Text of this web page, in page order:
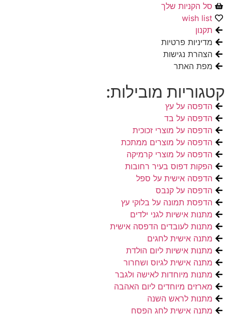
סל הקניות שלך
wish list
תקנון
מדיניות פרטיות
הצהרת נגישות
מפת האתר
קטגוריות מובילות:
הדפסה על עץ
הדפסה על בד
הדפסה על מוצרי זכוכית
הדפסה על מוצרים ממתכת
הדפסה על מוצרי קרמיקה
הפקות דפוס בעיר רחובות
הדפסה אישית על ספל
הדפסה על קנבס
הדפסת תמונה על בלוקי עץ
מתנות אישיות לגני ילדים
מתנות לעובדים הדפסה אישית
מתנה אישית לחגים
מתנות אישיות ליום הולדת
מתנה אישית לגיוס ושחרור
מתנות מיוחדות לאישה ולגבר
מארזים מיוחדים ליום האהבה
מתנות לראש השנה
מתנה אישית לחג הפסח